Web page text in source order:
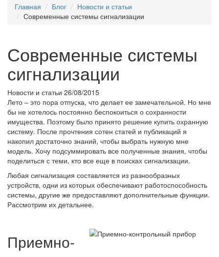
Главная Блог
Новости и статьи
Современные системы сигнализации
Современные системы
сигнализации
Новости и статьи 26/08/2015
Лето – это пора отпуска, что делает ее замечательной. Но мне
бы не хотелось постоянно беспокоиться о сохранности
имущества. Поэтому было принято решение купить охранную
систему. После прочтения сотен статей и публикаций я
накопил достаточно знаний, чтобы выбрать нужную мне
модель. Хочу подсуммировать все полученные знания, чтобы
поделиться с теми, кто все еще в поисках сигнализации.
Любая сигнализация составляется из разнообразных
устройств, одни из которых обеспечивают работоспособность
системы, другие же предоставляют дополнительные функции.
Рассмотрим их детальнее.
Приемно-